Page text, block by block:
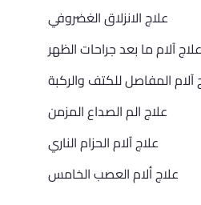
علاج الانزلاق الغضروفي
علاج آلام ما بعد جراحات الظهر
آلام المفاصل للكتف والركبة
علاج الم الصداع المزمن
علاج آلام الحزام الناري
علاج ألام العصب الخامس